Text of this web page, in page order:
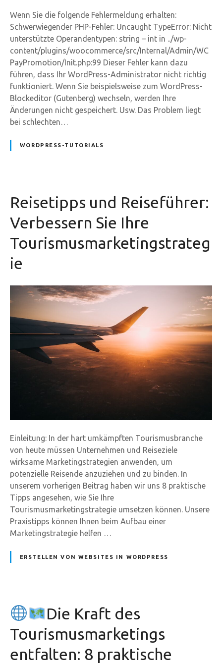
Wenn Sie die folgende Fehlermeldung erhalten:
Schwerwiegender PHP-Fehler: Uncaught TypeError: Nicht
unterstützte Operandentypen: string – int in ../wp-
content/plugins/woocommerce/src/Internal/Admin/WC
PayPromotion/Init.php:99 Dieser Fehler kann dazu
führen, dass Ihr WordPress-Administrator nicht richtig
funktioniert. Wenn Sie beispielsweise zum WordPress-
Blockeditor (Gutenberg) wechseln, werden Ihre
Änderungen nicht gespeichert. Usw. Das Problem liegt
bei schlechten…
WORDPRESS-TUTORIALS
Reisetipps und Reiseführer:
Verbessern Sie Ihre
Tourismusmarketingstrateg
ie
Einleitung: In der hart umkämpften Tourismusbranche
von heute müssen Unternehmen und Reiseziele
wirksame Marketingstrategien anwenden, um
potenzielle Reisende anzuziehen und zu binden. In
unserem vorherigen Beitrag haben wir uns 8 praktische
Tipps angesehen, wie Sie Ihre
Tourismusmarketingstrategie umsetzen können. Unsere
Praxistipps können Ihnen beim Aufbau einer
Marketingstrategie helfen …
ERSTELLEN VON WEBSITES IN WORDPRESS
Die Kraft des
Tourismusmarketings
entfalten: 8 praktische